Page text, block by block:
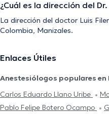
¿Cuál es la dirección del
La dirección del doctor Luis
Colombia, Manizales.
Enlaces Útiles
Anestesiólogos populares en
Carlos Eduardo Llano Uribe
Pablo Felipe Botero Ocampo